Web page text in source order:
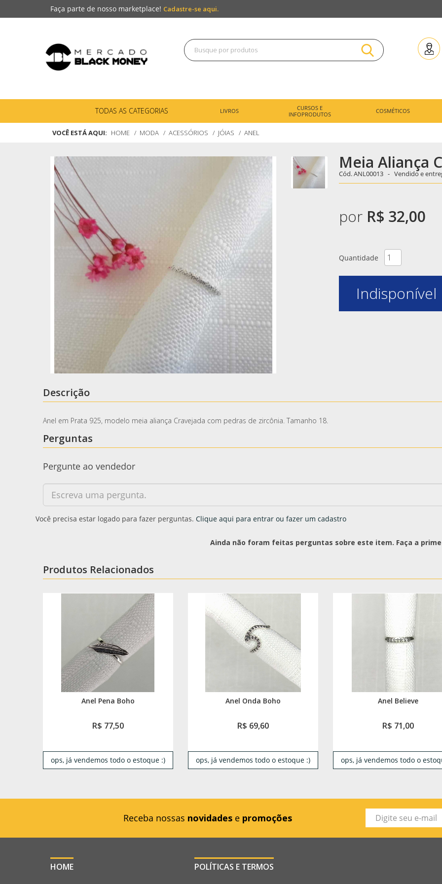
Faça parte de nosso marketplace! Cadastre-se aqui.
TODAS AS CATEGORIAS LIVROS
CURSOS E
INFOPRODUTOS
COSMÉTICOS
VOCÊ ESTÁ AQUI: HOME MODA ACESSÓRIOS JÓIAS ANEL
Meia Aliança
Cód.ANL00013 - Vendido e
por R$ 32,00
Quantidade
Indisponível
Descrição
Anel em Prata 925, modelo meia aliança Cravejada com pedras de zircônia. Tamanho 18.
Perguntas
Pergunte ao vendedor
Você precisa estar logado para fazer perguntas. Clique aqui para entrar ou fazer um cadastro
Ainda não foram feitas perguntas sobre este item. Faça a
Produtos Relacionados
Anel Pena Boho
R$ 77,50
ops, já vendemos todo o estoque :)
Anel Onda Boho
R$ 69,60
ops, já vendemos todo o estoque :)
Anel Believe
R$ 71,00
ops, já vendemos todo o
Receba nossas novidades e promoções
HOME POLÍTICAS E TERMOS